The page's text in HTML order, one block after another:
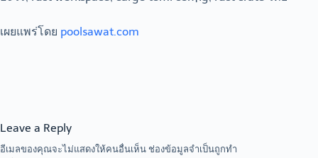
เผยแพร่โดย poolsawat.com
Leave a Reply
อีเมลของคุณจะไม่แสดงให้คนอื่นเห็น ช่องข้อมูลจำเป็นถูกทำ